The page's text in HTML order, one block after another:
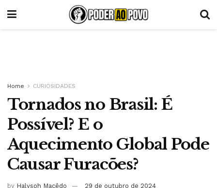
Home CURIOSIDADES
Tornados no Brasil: É
Possível? E o
Aquecimento Global Pode
Causar Furacões?
by Halysoh Macêdo 29 de outubro de 2024